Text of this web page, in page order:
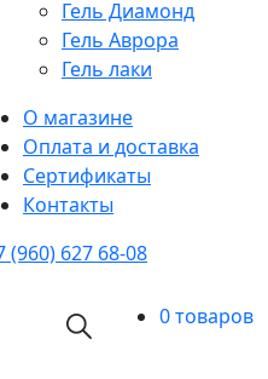
Гель Диамонд
Гель Аврора
Гель лаки
О магазине
Оплата и доставка
Cертификаты
Контакты
(960) 627 68-08
0 товаров